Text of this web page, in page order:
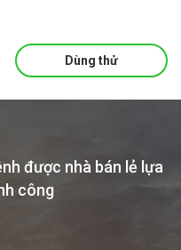
Dùng thử
được nhà bán lẻ lựa
công